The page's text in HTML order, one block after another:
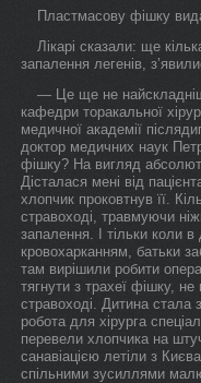
Пластмасову фішку
Лікарі сказали: ще
запалення легенів,
— Це ще не
кафедри торакальної
медичної академії
доктор медичних наук
фішку? На вигляд
Дісталася мені від
хлопчик проковтнув її.
стравоході, травмуючи
запалення. І тільки коли
кровохарканням, батьки
там вирішили робити
тягнути з трахеї фішку,
стравоході. Дитина стала
робота для хірурга
перевели хлопчика на
санавіацією летіли з
спільними зусиллями